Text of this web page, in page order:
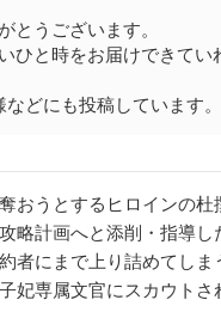
とうございます。
ひと時をお届けできてい
どにも投稿しています。
おうとするヒロインの杜
略計画へと添削・指導し
者にまで上り詰めてしま
妃専属文官にスカウトさ